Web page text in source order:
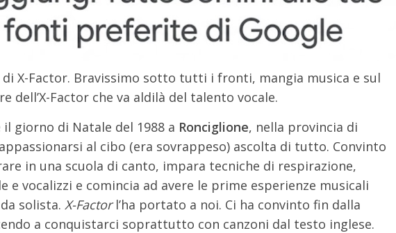
X-Factor. Bravissimo sotto tutti i fronti, mangia musica e sul
dell’X-Factor che va aldilà del talento vocale.
il giorno di Natale del 1988 a Ronciglione, nella provincia di
al cibo (era sovrappeso) ascolta di tutto. Convinto
in una scuola di canto, impara tecniche di respirazione,
e vocalizzi e comincia ad avere le prime esperienze musicali
solista. X-Factorl’ha portato a noi. Ci ha convinto fin dalla
a conquistarci soprattutto con canzoni dal testo inglese.